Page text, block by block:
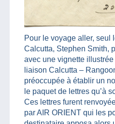
Pour le voyage aller, seul
Calcutta, Stephen Smith,
avec une vignette illustrée
liaison Calcutta –
préoccupée à établir un
le paquet de lettres qu’à
Ces lettres furent
par AIR ORIENT qui les